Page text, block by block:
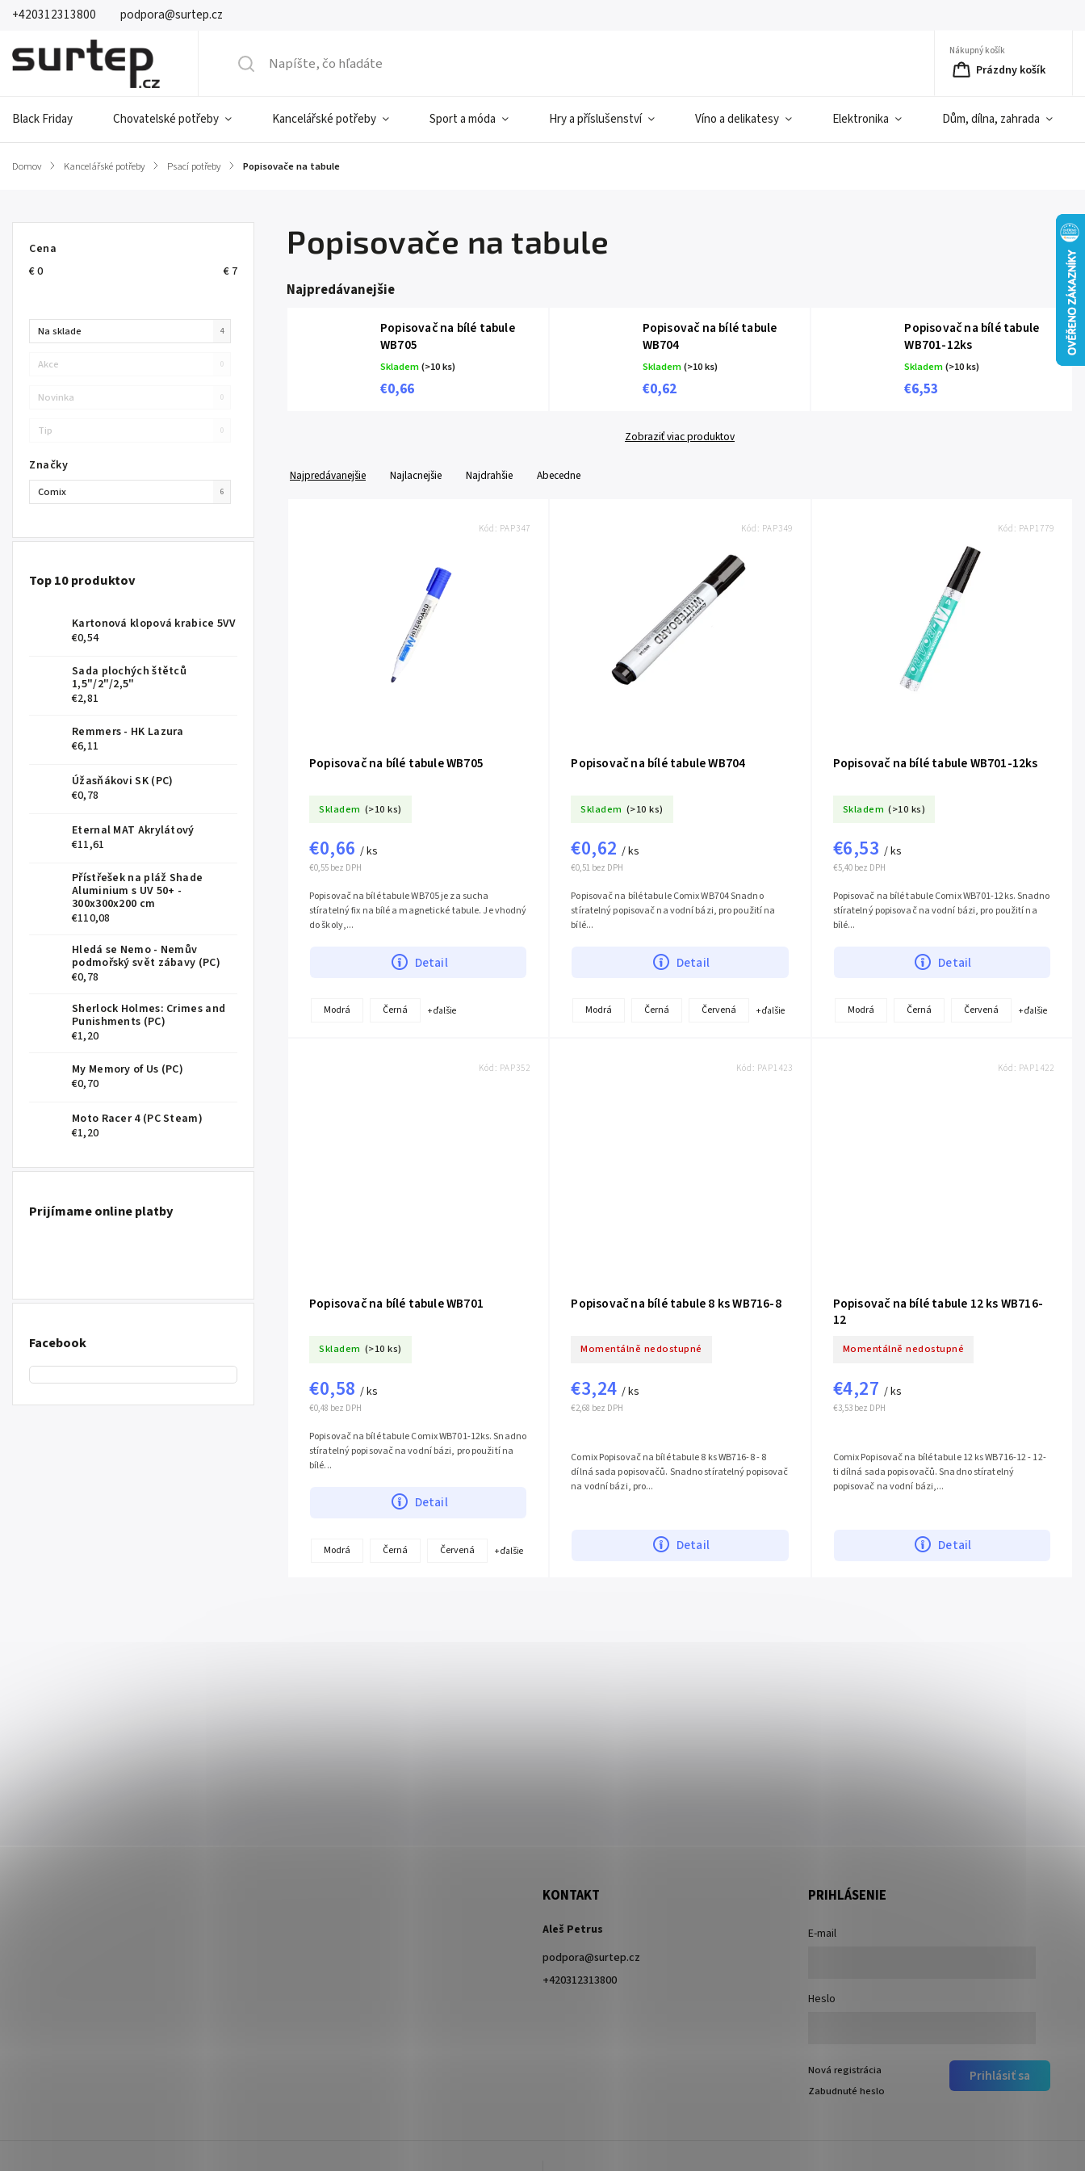
+420312313800 podpora@surtep.cz
Nákupný košík
Prázdny košík
Black Friday Chovatelské potřeby Kancelářské potřeby Sport a móda Hry a příslušenství Víno a delikatesy Elektronika Dům, dílna, zahrada
Domov / Kancelářské potřeby / Psací potřeby / Popisovače na tabule
Cena
€0 € 7
Na sklade 4
Akce 0
Novinka 0
Tip 0
Značky
Comix 6
Top 10 produktov
Kartonová klopová krabice 5VV
€0,54
Sada plochých štětců
1,5"/2"/2,5"
€2,81
Remmers - HK Lazura
€6,11
Úžasňákovi SK (PC)
€0,78
Eternal MAT Akrylátový
€11,61
Přístřešek na pláž Shade
Aluminium s UV 50+ -
300x300x200 cm
€110,08
Hledá se Nemo - Nemův
podmořský svět zábavy (PC)
€0,78
Sherlock Holmes: Crimes and
Punishments (PC)
€1,20
My Memory of Us (PC)
€0,70
Moto Racer 4 (PC Steam)
€1,20
Prijímame online platby
Facebook
Popisovače na tabule
Najpredávanejšie
Popisovač na bílé tabule
WB705
Skladem(>10 ks)
€0,66
Popisovač na bílé tabule
WB704
Skladem(>10 ks)
€0,62
Popisovač na bílé tabule
WB701-12ks
Skladem(>10 ks)
€6,53
Zobraziť viac produktov
Najpredávanejšie Najlacnejšie Najdrahšie Abecedne
Popisovač na bílé tabule WB705
Skladem (>10 ks)
€0,55 bez DPH
€0,66 / ks
Detail
Popisovač na bílé tabule WB705 je za sucha
stíratelný fix na bílé a magnetické tabule. Je vhodný
do školy,...
Modrá Černá + ďalšie
Kód: PAP347
Popisovač na bílé tabule WB704
Skladem (>10 ks)
€0,51 bez DPH
€0,62/ ks
Detail
Popisovač na bílé tabule Comix WB704 Snadno
stíratelný popisovač na vodní bázi, pro použití na
bílé...
Modrá Černá Červená + ďalšie
Kód: PAP349
Popisovač na bílé tabule WB701-12ks
Skladem (>10 ks)
€5,40 bez DPH
€6,53 / ks
Detail
Popisovač na bílé tabule Comix WB701-12ks. Snadno
stíratelný popisovač na vodní bázi, pro použití na
bílé...
Modrá Černá Červená + ďalšie
Kód: PAP1779
Popisovač na bílé tabule WB701
Skladem (>10 ks)
€0,48 bez DPH
€0,58 / ks
Detail
Popisovač na bílé tabule Comix WB701-12ks. Snadno
stíratelný popisovač na vodní bázi, pro použití na
bílé...
Modrá Černá Červená + ďalšie
Kód: PAP352
Popisovač na bílé tabule 8 ks WB716-8
Momentálně nedostupné
€2,68 bez DPH
€3,24/ ks
Detail
Comix Popisovač na bílé tabule 8 ks WB716-8 - 8
dílná sada popisovačů. Snadno stíratelný popisovač
na vodní bázi, pro...
Kód: PAP1423
Popisovač na bílé tabule 12 ks WB716-
12
Momentálně nedostupné
€3,53 bez DPH
€4,27 / ks
Detail
Comix Popisovač na bílé tabule 12 ks WB716-12 - 12-
ti dílná sada popisovačů. Snadno stíratelný
popisovač na vodní bázi,...
Kód: PAP1422
KONTAKT
Aleš Petrus
podpora@surtep.cz
+420312313800
PRIHLÁSENIE
E-mail
Heslo
Prihlásiť sa
Nová registrácia
Zabudnuté heslo